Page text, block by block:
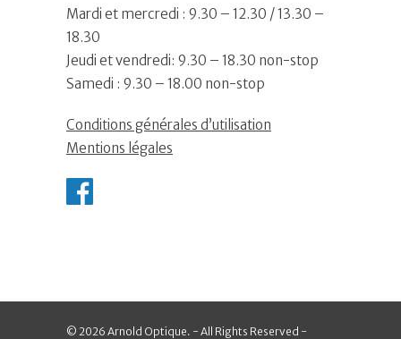
Mardi et mercredi : 9.30 – 12.30 / 13.30 –
18.30
Jeudi et vendredi: 9.30 – 18.30 non-stop
Samedi : 9.30 – 18.00 non-stop
Conditions générales d’utilisation
Mentions légales
© 2026 Arnold Optique. - All Rights Reserved -